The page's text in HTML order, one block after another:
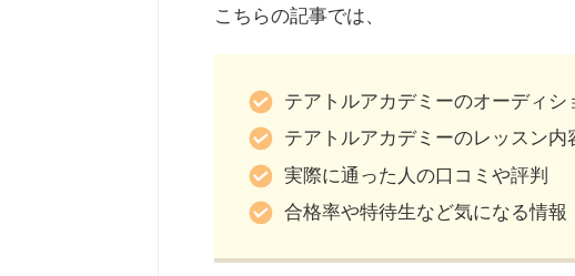
こちらの記事では、
テアトルアカデミーのオーディシ
テアトルアカデミーのレッスン内
実際に通った人の口コミや評判
合格率や特待生など気になる情報